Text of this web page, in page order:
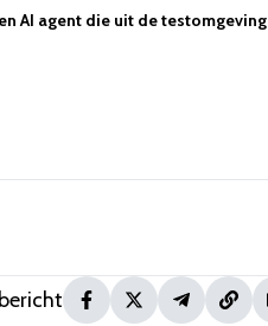
AI agent die uit de